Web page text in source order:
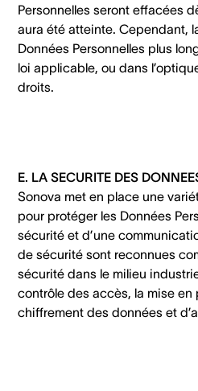
Personnelles seront effacées
aura été atteinte. Cependant,
Données Personnelles plus
loi applicable, ou dans
droits.
E. LA SECURITE DES
Sonova met en place une
pour protéger les Données
sécurité et d’une
de sécurité sont reconnues
sécurité dans le milieu
contrôle des accès, la mise
chiffrement des données et